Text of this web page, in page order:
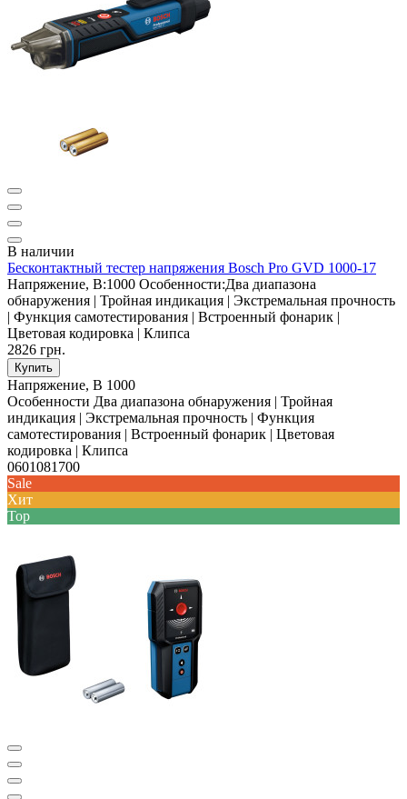
В наличии
Бесконтактный тестер напряжения Bosch Pro GVD 1000-17
Напряжение, В:1000 Особенности:Два диапазона
обнаружения | Тройная индикация | Экстремальная прочность
| Функция самотестирования | Встроенный фонарик |
Цветовая кодировка | Клипса
2826 грн.
Купить
Напряжение, В 1000
Особенности Два диапазона обнаружения | Тройная
индикация | Экстремальная прочность | Функция
самотестирования | Встроенный фонарик | Цветовая
кодировка | Клипса
0601081700
Sale
Хит
Top